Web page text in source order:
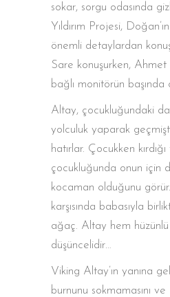
sokar, sorgu odasında
Yıldırım Projesi,
önemli detaylardan
Sare konuşurken, Ahmet
bağlı monitörün başında
Altay, çocukluğundaki
yolculuk yaparak
hatırlar. Çocukken
çocukluğunda onun için
kocaman olduğunu
karşısında babasıyla
ağaç. Altay hem
düşüncelidir…
Viking Altay’ın yanına
burnunu sokmamasını